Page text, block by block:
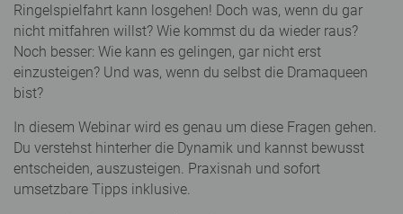
Ringelspielfahrt kann losgehen! Doch was, wenn du gar
nicht mitfahren willst? Wie kommst du da wieder raus?
Noch besser: Wie kann es gelingen, gar nicht erst
einzusteigen? Und was, wenn du selbst die Dramaqueen
bist?
In diesem Webinar wird es genau um diese Fragen gehen.
Du verstehst hinterher die Dynamik und kannst bewusst
entscheiden, auszusteigen. Praxisnah und sofort
umsetzbare Tipps inklusive.